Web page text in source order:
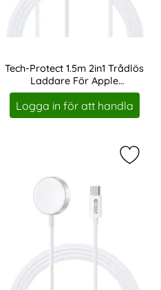
Tech-Protect 1.5m 2in1 Trådlös
Laddare För Apple
Watch/iPhone
Art. nr 219062
Logga in för att handla